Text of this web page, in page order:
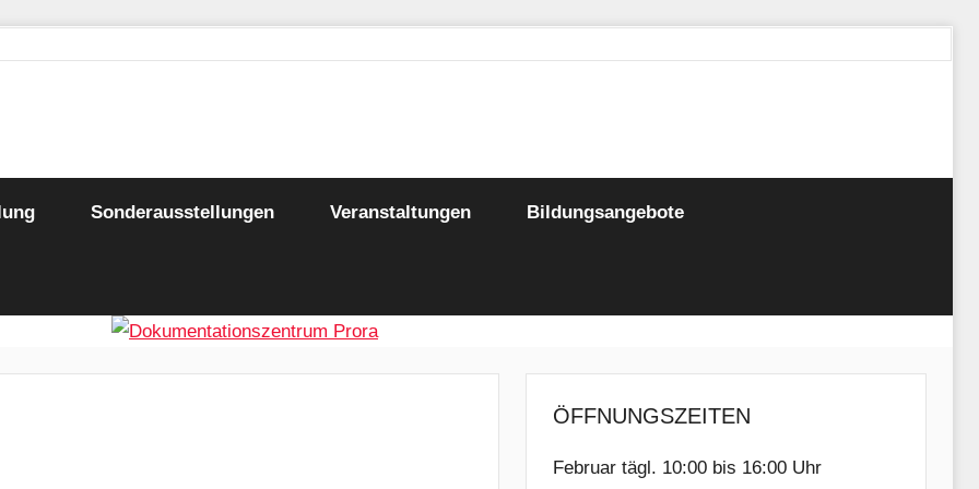
Sonderausstellungen Veranstaltungen Bildungsangebote
ÖFFNUNGSZEITEN
Februar tägl. 10:00 bis 16:00 Uhr